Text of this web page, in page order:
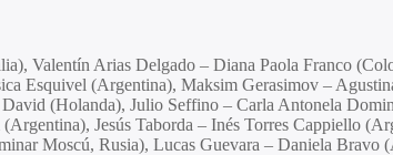
Valentín Arias Delgado – Diana Paola Franco
Esquivel (Argentina), Maksim Gerasimov –
(Holanda), Julio Seffino – Carla Antonela
Jesús Taborda – Inés Torres Cappiello
Moscú, Rusia), Lucas Guevara – Daniela Bravo